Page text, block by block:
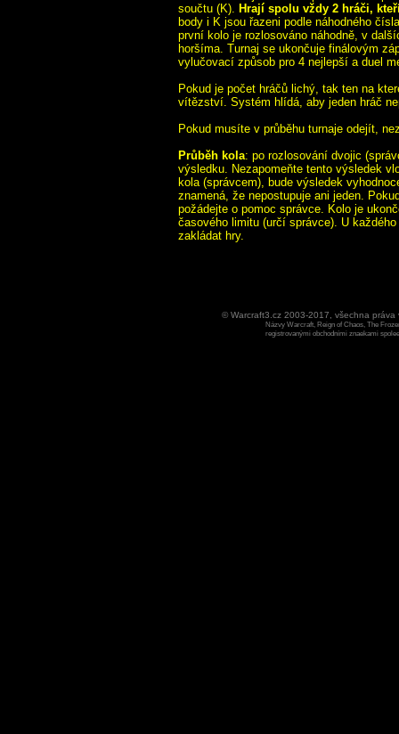
součtu (K). Hrají spolu vždy 2 hráči,
body i K jsou řazeni podle náhodného
první kolo je rozlosováno náhodně, v
horšíma. Turnaj se ukončuje finálovým
vylučovací způsob pro 4 nejlepší a duel
Pokud je počet hráčů lichý, tak ten na
vítězství. Systém hlídá, aby jeden hráč
Pokud musíte v průběhu turnaje odejít,
Průběh kola: po rozlosování dvojic
výsledku. Nezapomeňte tento výsledek
kola (správcem), bude výsledek
znamená, že nepostupuje ani jeden.
požádejte o pomoc správce. Kolo je
časového limitu (určí správce). U
zakládat hry.
© Warcraft3.cz 2003-2017, všechna
Názvy Warcraft, Reign of Chaos, The
registrovanými obchodními znaekami